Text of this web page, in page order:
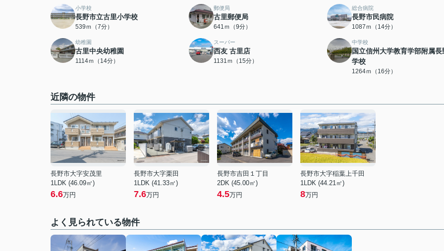
小学校
長野市立古里小学校
539ｍ（7分）
郵便局
古里郵便局
641ｍ（9分）
総合病院
長野市民病院
1087ｍ（14分）
幼稚園
古里中央幼稚園
1114ｍ（14分）
スーパー
西友 古里店
1131ｍ（15分）
中学校
国立信州大学教育学部附属長
学校
1264ｍ（16分）
近隣の物件
長野市大字安茂里
1LDK (46.09㎡)
6.6万円
長野市大字栗田
1LDK (41.33㎡)
7.6万円
長野市吉田１丁目
2DK (45.00㎡)
4.5万円
長野市大字稲葉上千田
1LDK (44.21㎡)
8万円
よく見られている物件